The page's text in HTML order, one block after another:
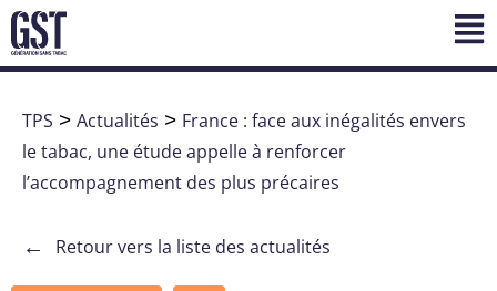
TPS > Actualités > France : face aux inégalités envers
le tabac, une étude appelle à renforcer
l’accompagnement des plus précaires
← Retour vers la liste des actualités